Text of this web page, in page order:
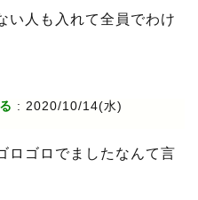
い人も入れて全員でわけ
: 2020/10/14(水)
ロゴロでましたなんて言